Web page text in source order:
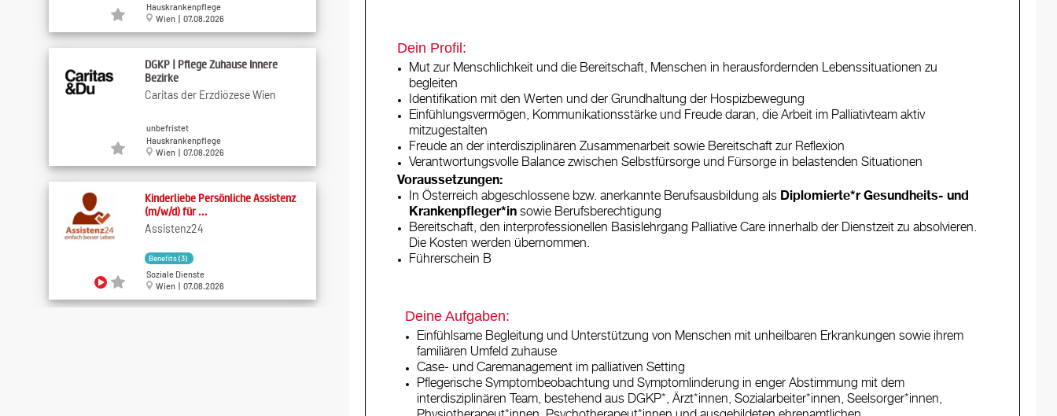
Dein Profil:
Mut zur Menschlichkeit und die Bereitschaft, Menschen in herausfordernden Lebenssituationen zu
begleiten
Identifikation mit den Werten und der Grundhaltung der Hospizbewegung
Einfühlungsvermögen, Kommunikationsstärke und Freude daran, die Arbeit im Palliativteam aktiv
mitzugestalten
Freude an der interdisziplinären Zusammenarbeit sowie Bereitschaft zur Reflexion
Verantwortungsvolle Balance zwischen Selbstfürsorge und Fürsorge in belastenden Situationen
Voraussetzungen:
In Österreich abgeschlossene bzw. anerkannte Berufsausbildung als Diplomierte*r Gesundheits- und
Krankenpfleger*in sowie Berufsberechtigung
Bereitschaft, den interprofessionellen Basislehrgang Palliative Care innerhalb der Dienstzeit zu absolvieren.
Die Kosten werden übernommen.
Führerschein B
Deine Aufgaben:
Einfühlsame Begleitung und Unterstützung von Menschen mit unheilbaren Erkrankungen sowie ihrem
familiären Umfeld zuhause
Case- und Caremanagement im palliativen Setting
Pflegerische Symptombeobachtung und Symptomlinderung in enger Abstimmung mit dem
interdisziplinären Team, bestehend aus DGKP*, Ärzt*innen, Sozialarbeiter*innen, Seelsorger*innen,
Hauskrankenpflege
Wien | 07.08.2026
DGKP | Pflege Zuhause Innere
Bezirke
Caritas der Erzdiözese Wien
unbefristet
Hauskrankenpflege
Wien | 07.08.2026
Kinderliebe Persönliche Assistenz
(m/w/d) für ...
Assistenz24
Benefits (3)
Soziale Dienste
Wien | 07.08.2026